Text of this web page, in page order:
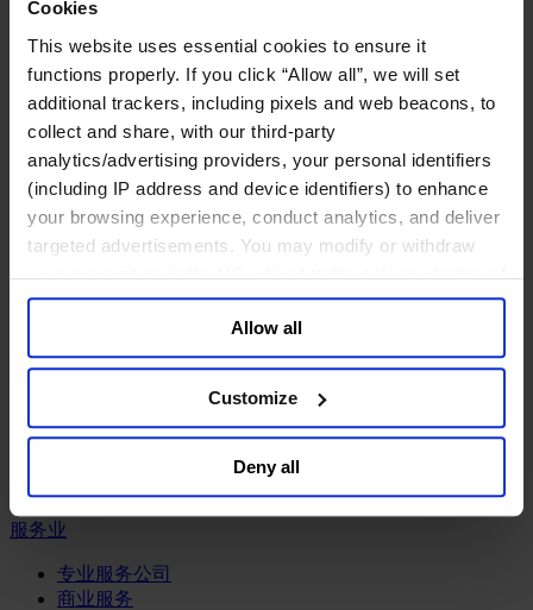
Cookies
This website uses essential cookies to ensure it
functions properly. If you click “Allow all”, we will set
additional trackers, including pixels and web beacons, to
collect and share, with our third-party
analytics/advertising providers, your personal identifiers
(including IP address and device identifiers) to enhance
your browsing experience, conduct analytics, and deliver
targeted advertisements. You may modify or withdraw
your consent or, in the US, object to the sale or sharing of
your data for targeted advertising, by clicking “Do Not
Sell or Share My Personal Information” in the footer of
the website. You must opt-out of each device and each
browser. For additional information and retention terms
general collection and use of personal information see
Allow all
Customize
Deny all
工业
化工与过程工业咨询团队
机械与工业技术
汽车与交通设备
能源业
金融服务业
主权财富基金
保险业
基础设施
数字化资产、加密货币与Web 3行业
私募股权投资行业
金融科技
服务业
专业服务公司
商业服务